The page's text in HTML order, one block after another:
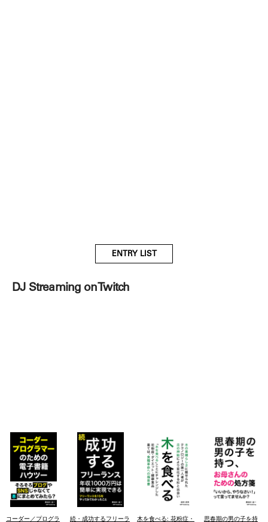
ENTRY LIST
DJ Streaming on Twitch
コーダー／プログラ 続・成功するフリーラ 木を食べる: 花粉症・ 思春期の男の子を持